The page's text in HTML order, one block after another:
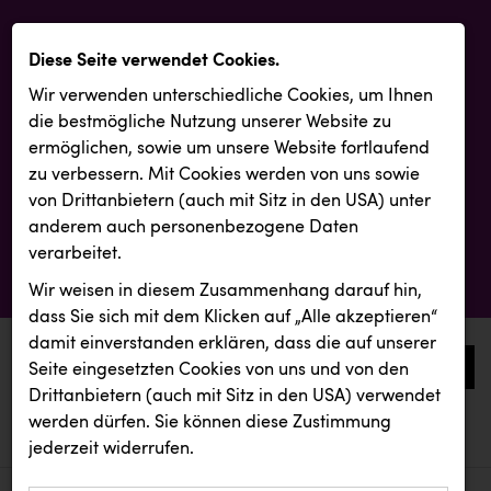
0
aktuelle aussendungen
aktuelle aussendungen
Diese Seite verwendet Cookies.
Wir verwenden unterschiedliche Cookies, um Ihnen
die best­mögliche Nutzung unserer Website zu
ermöglichen, sowie um unsere Website fortlaufend
zu verbessern. Mit Cookies werden von uns sowie
von Drittanbietern (auch mit Sitz in den USA) unter
anderem auch personenbezogene Daten
verarbeitet.
Wir weisen in diesem Zusammenhang darauf hin,
dass Sie sich mit dem Klicken auf „Alle akzeptieren“
damit ein­ver­standen erklären, dass die auf unserer
Seite eingesetzten Cookies von uns und von den
Drittanbietern (auch mit Sitz in den USA) verwendet
werden dürfen. Sie können diese Zustimmung
jederzeit widerrufen.